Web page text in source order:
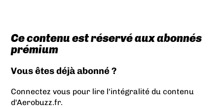
Ce contenu est réservé aux abonnés
prémium
Vous êtes déjà abonné ?
Connectez vous pour lire l'intégralité du contenu
d'Aerobuzz.fr.